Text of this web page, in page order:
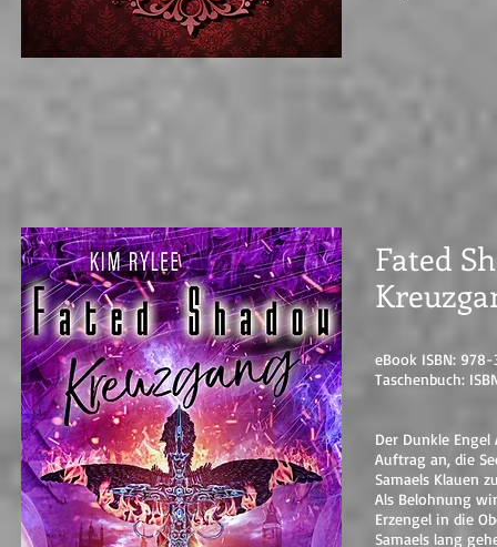
Fated
eBook ISBN:
Taschenbuch:
Der Dunkle
Auftrag an, die
Samaels Klauen
Als Belohnung
Erzengel in die
Samaels lang